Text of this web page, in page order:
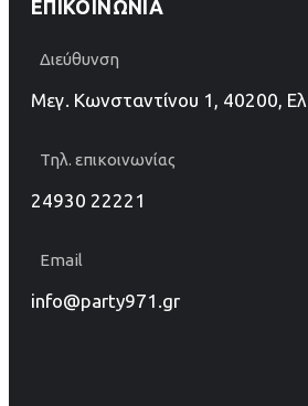
ΕΠΙΚΟΙΝΩΝΊΑ
Διεύθυνση
Μεγ. Κωνσταντίνου 1, 40200,
Τηλ. επικοινωνίας
24930 22221
Email
info@party971.gr